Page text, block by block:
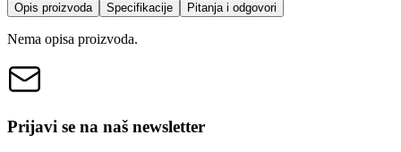
Opis proizvoda Specifikacije Pitanja i odgovori
Nema opisa proizvoda.
Prijavi se na naš newsletter